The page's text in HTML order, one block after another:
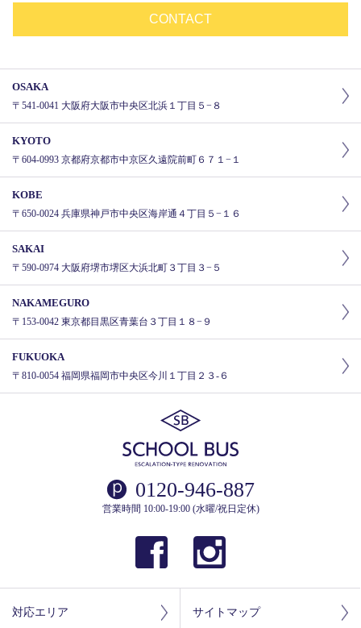
CONTACT
OSAKA
〒541-0041 大阪府大阪市中央区北浜１丁目５−８
KYOTO
〒604-0993 京都府京都市中京区久遠院前町６７１−１
KOBE
〒650-0024 兵庫県神戸市中央区海岸通４丁目５−１６
SAKAI
〒590-0974 大阪府堺市堺区大浜北町３丁目３−５
NAKAMEGURO
〒153-0042 東京都目黒区青葉台３丁目１８−９
FUKUOKA
〒810-0054 福岡県福岡市中央区今川１丁目２３-６
0120-946-887
営業時間 10:00-19:00 (水曜/祝日定休)
対応エリア サイトマップ